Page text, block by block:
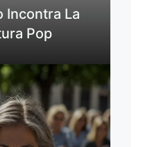
Incontra La
Pop